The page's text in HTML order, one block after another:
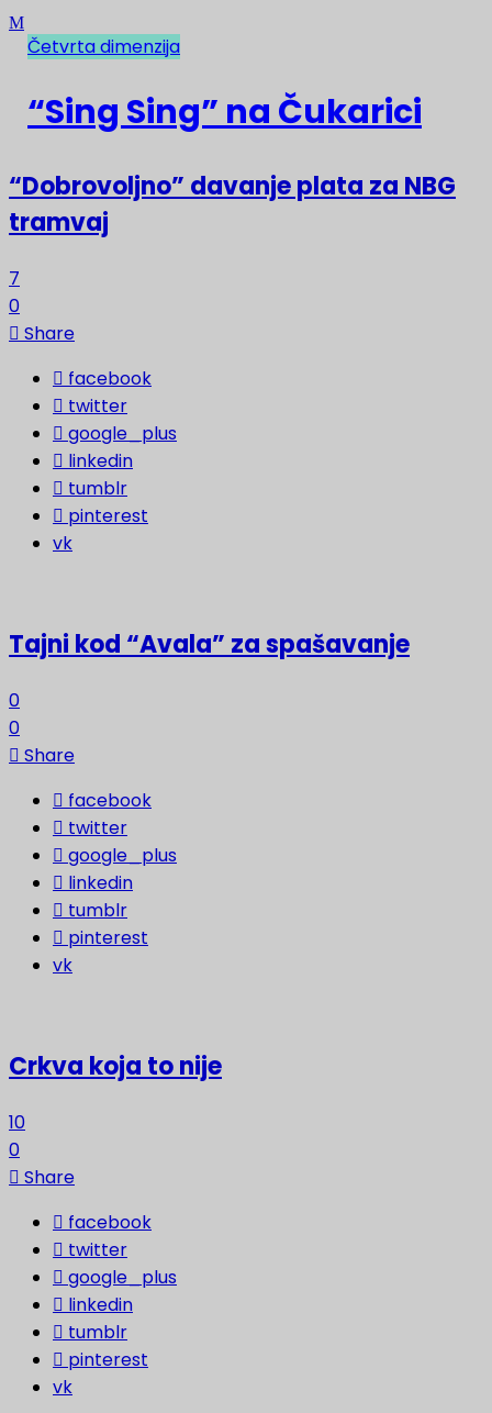
NAJNOVIJE
“Dobrovoljno” davanje plata za NBG
tramvaj
7
0
Share
facebook
twitter
google_plus
linkedin
tumblr
pinterest
vk
Tajni kod “Avala” za spašavanje
0
0
Share
facebook
twitter
google_plus
linkedin
tumblr
pinterest
vk
Crkva koja to nije
10
0
Share
facebook
twitter
google_plus
linkedin
tumblr
pinterest
vk
Četvrta dimenzija
“Sing Sing” na Čukarici